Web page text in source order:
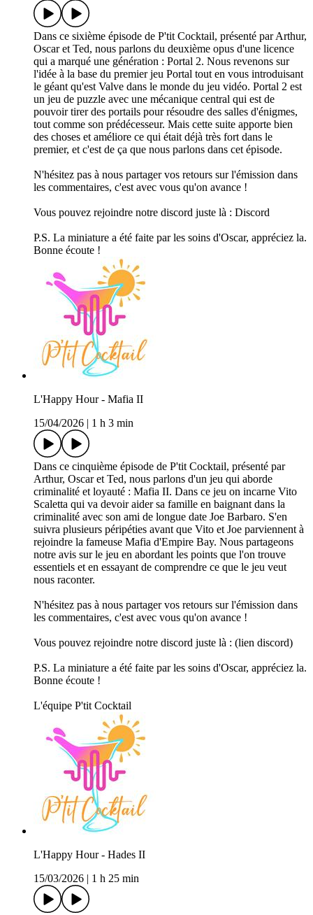
Dans ce sixième épisode de P'tit Cocktail, présenté par Arthur,
Oscar et Ted, nous parlons du deuxième opus d'une licence
qui a marqué une génération : Portal 2. Nous revenons sur
l'idée à la base du premier jeu Portal tout en vous introduisant
le géant qu'est Valve dans le monde du jeu vidéo. Portal 2 est
un jeu de puzzle avec une mécanique central qui est de
pouvoir tirer des portails pour résoudre des salles d'énigmes,
tout comme son prédécesseur. Mais cette suite apporte bien
des choses et améliore ce qui était déjà très fort dans le
premier, et c'est de ça que nous parlons dans cet épisode.
N'hésitez pas à nous partager vos retours sur l'émission dans
les commentaires, c'est avec vous qu'on avance !
Vous pouvez rejoindre notre discord juste là : ⁠⁠Discord
P.S. La miniature a été faite par les soins d'Oscar, appréciez la.
Bonne écoute !
L'Happy Hour - Mafia II
15/04/2026
1 h 3 min
Dans ce cinquième épisode de P'tit Cocktail, présenté par
Arthur, Oscar et Ted, nous parlons d'un jeu qui aborde
criminalité et loyauté : Mafia II. Dans ce jeu on incarne Vito
Scaletta qui va devoir aider sa famille en baignant dans la
criminalité avec son ami de longue date Joe Barbaro. S'en
suivra plusieurs péripéties avant que Vito et Joe parviennent à
rejoindre la fameuse Mafia d'Empire Bay. Nous partageons
notre avis sur le jeu en abordant les points que l'on trouve
essentiels et en essayant de comprendre ce que le jeu veut
nous raconter.
N'hésitez pas à nous partager vos retours sur l'émission dans
les commentaires, c'est avec vous qu'on avance !
Vous pouvez rejoindre notre discord juste là : ⁠(lien discord)⁠
P.S. La miniature a été faite par les soins d'Oscar, appréciez la.
Bonne écoute !
L'équipe P'tit Cocktail
L'Happy Hour - Hades II
15/03/2026
1 h 25 min